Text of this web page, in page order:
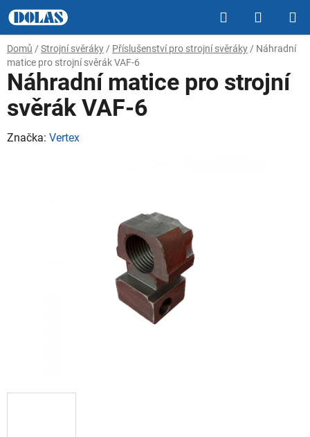
Přejít
na
obsah
Hledat
KOŠÍK
Domů / Strojní svěráky / Příslušenství pro strojní svěráky / Náhradní
matice pro strojní svěrák VAF-6
Náhradní matice pro strojní
svěrák VAF-6
Značka: Vertex